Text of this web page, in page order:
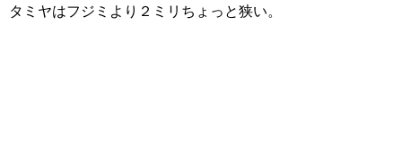
タミヤはフジミより２ミリちょっと狭い。